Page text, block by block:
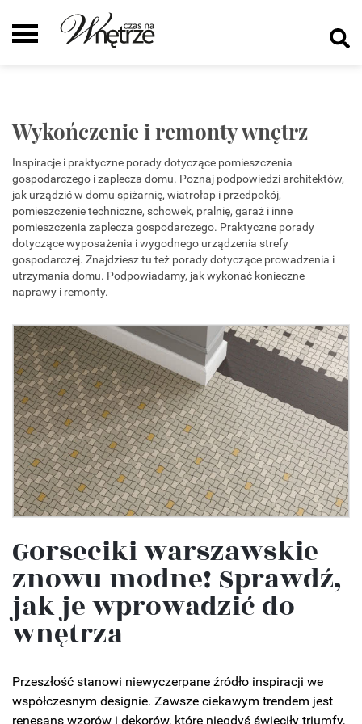
Wykończenie i remonty wnętrz
Inspiracje i praktyczne porady dotyczące pomieszczenia
gospodarczego i zaplecza domu. Poznaj podpowiedzi architektów,
jak urządzić w domu spiżarnię, wiatrołap i przedpokój,
pomieszczenie techniczne, schowek, pralnię, garaż i inne
pomieszczenia zaplecza gospodarczego. Praktyczne porady
dotyczące wyposażenia i wygodnego urządzenia strefy
gospodarczej. Znajdziesz tu też porady dotyczące prowadzenia i
utrzymania domu. Podpowiadamy, jak wykonać konieczne
naprawy i remonty.
Gorseciki warszawskie
znowu modne! Sprawdź,
jak je wprowadzić do
wnętrza
Przeszłość stanowi niewyczerpane źródło inspiracji we
współczesnym designie. Zawsze ciekawym trendem jest
renesans wzorów i dekorów, które niegdyś święciły triumfy,